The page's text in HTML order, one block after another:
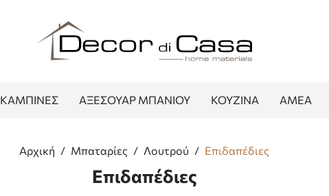
ΚΑΜΠΙΝΕΣ ΑΞΕΣΟΥΑΡ ΜΠΑΝΙΟΥ ΚΟΥΖΙΝΑ ΑΜΕΑ
Αρχική / Μπαταρίες / Λουτρού / Επιδαπέδιες
Επιδαπέδιες